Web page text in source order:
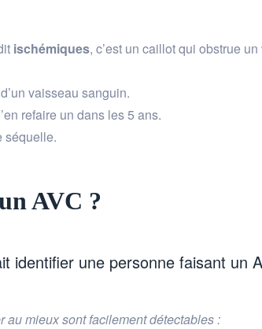
ischémiques, c’est un caillot qui obstrue
vaisseau sanguin.
refaire un dans les 5 ans.
séquelle.
AVC ?
identifier une personne faisant un
au mieux sont facilement détectables :